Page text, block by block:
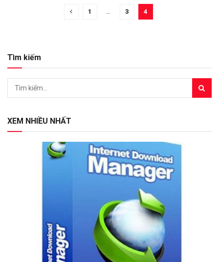
1 3 4
Tìm kiếm
XEM NHIỀU NHẤT